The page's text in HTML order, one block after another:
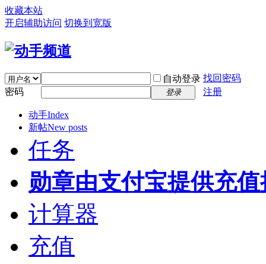
收藏本站
开启辅助访问 切换到宽版
自动登录 找回密码
密码
登录 注册
动手Index
新帖New posts
任务
勋章由支付宝提供充
计算器
充值